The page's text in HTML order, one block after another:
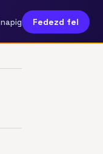
napig Fedezd fel